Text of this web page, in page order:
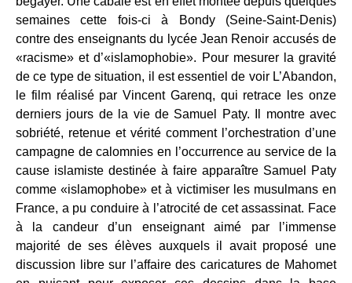
semaines cette fois-ci à Bondy (Seine-Saint-Denis)
contre des enseignants du lycée Jean Renoir accusés de
«racisme» et d’«islamophobie». Pour mesurer la gravité
de ce type de situation, il est essentiel de voir L’Abandon,
le film réalisé par Vincent Garenq, qui retrace les onze
derniers jours de la vie de Samuel Paty. Il montre avec
sobriété, retenue et vérité comment l’orchestration d’une
campagne de calomnies en l’occurrence au service de la
cause islamiste destinée à faire apparaître Samuel Paty
comme «islamophobe» et à victimiser les musulmans en
France, a pu conduire à l’atrocité de cet assassinat. Face
à la candeur d’un enseignant aimé par l’immense
majorité de ses élèves auxquels il avait proposé une
discussion libre sur l’affaire des caricatures de Mahomet